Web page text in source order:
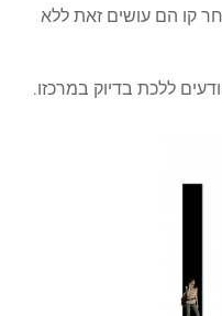
קו הם עושים זאת ללא
ללכת בדיוק במרכזו.